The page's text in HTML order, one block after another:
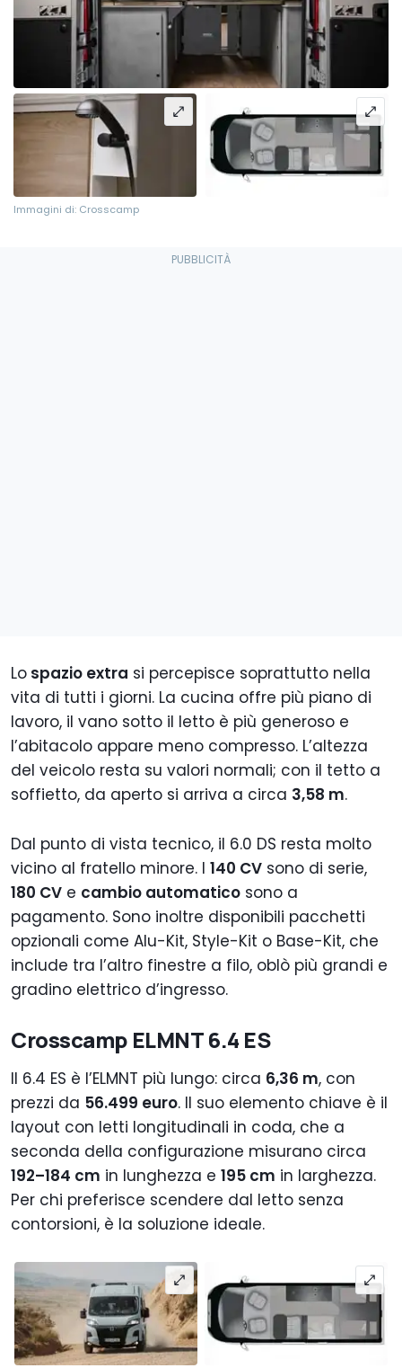
Immagini di: Crosscamp
Lo spazio extra si percepisce soprattutto nella
vita di tutti i giorni. La cucina offre più piano di
lavoro, il vano sotto il letto è più generoso e
l’abitacolo appare meno compresso. L’altezza
del veicolo resta su valori normali; con il tetto a
soffietto, da aperto si arriva a circa 3,58 m.
Dal punto di vista tecnico, il 6.0 DS resta molto
vicino al fratello minore. I 140 CV sono di serie,
180 CV e cambio automatico sono a
pagamento. Sono inoltre disponibili pacchetti
opzionali come Alu-Kit, Style-Kit o Base-Kit, che
include tra l’altro finestre a filo, oblò più grandi e
gradino elettrico d’ingresso.
Crosscamp ELMNT 6.4 ES
Il 6.4 ES è l’ELMNT più lungo: circa 6,36 m, con
prezzi da 56.499 euro. Il suo elemento chiave è il
layout con letti longitudinali in coda, che a
seconda della configurazione misurano circa
192–184 cm in lunghezza e 195 cm in larghezza.
Per chi preferisce scendere dal letto senza
contorsioni, è la soluzione ideale.